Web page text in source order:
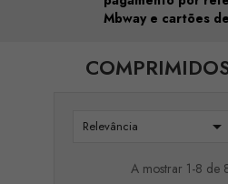
Mbway e cartões
Relevância 
A mostrar 1-8 de